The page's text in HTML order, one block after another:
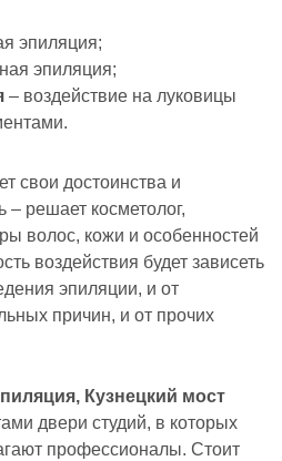
эпиляция;
эпиляция;
– воздействие на луковицы
свои достоинства и
– решает косметолог,
волос, кожи и особенностей
воздействия будет зависеть
эпиляции, и от
причин, и от прочих
Кузнецкий мост
двери студий, в которых
профессионалы. Стоит